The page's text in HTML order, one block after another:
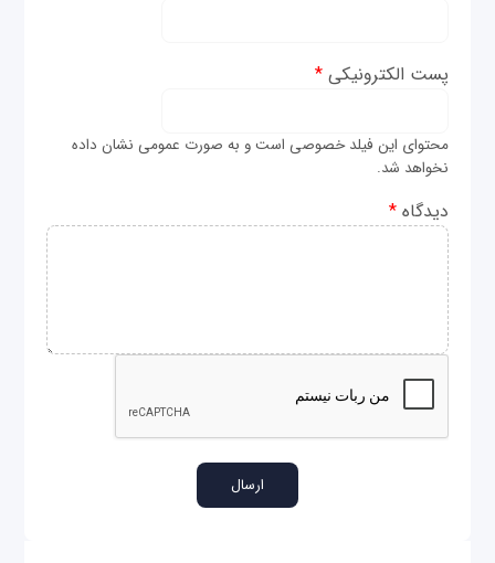
پست الکترونیکی*
محتوای این فیلد خصوصی است و به صورت عمومی نشان داده
نخواهد شد.
دیدگاه*